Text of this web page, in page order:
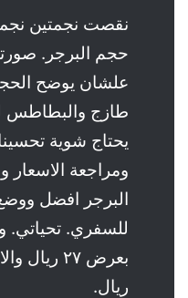
نقصت نجمتين
حجم البرجر.
علشان يوضح
طازج والبطاطس
يحتاج شوية
ومراجعة
البرجر افضل
للسفري. تحياتي.
ريال.